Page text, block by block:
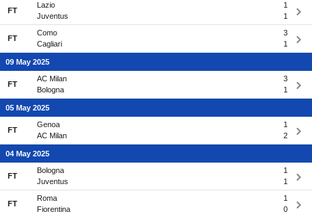
FT
Lazio
1
Juventus
1
FT
Como
3
Cagliari
1
09 May 2025
FT
AC Milan
3
Bologna
1
05 May 2025
FT
Genoa
1
AC Milan
2
04 May 2025
FT
Bologna
1
Juventus
1
FT
Roma
1
Fiorentina
0